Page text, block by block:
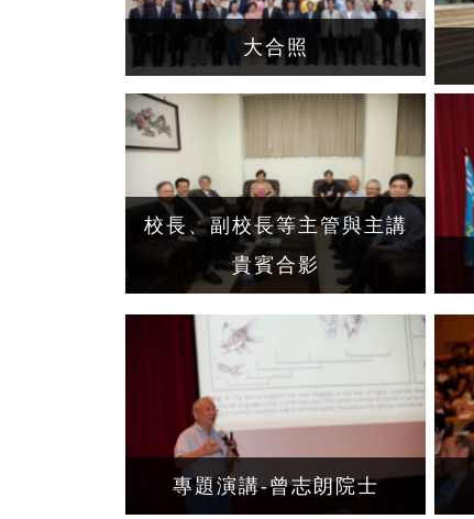
大合照
校長、副校長等主管與主講
貴賓合影
專題演講-曾志朗院士